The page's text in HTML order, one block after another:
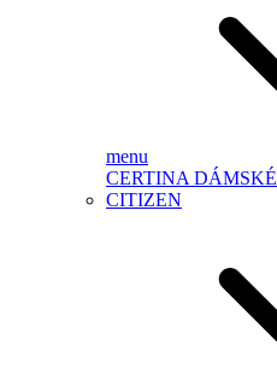
menu
CERTINA DÁMSKÉ
CITIZEN